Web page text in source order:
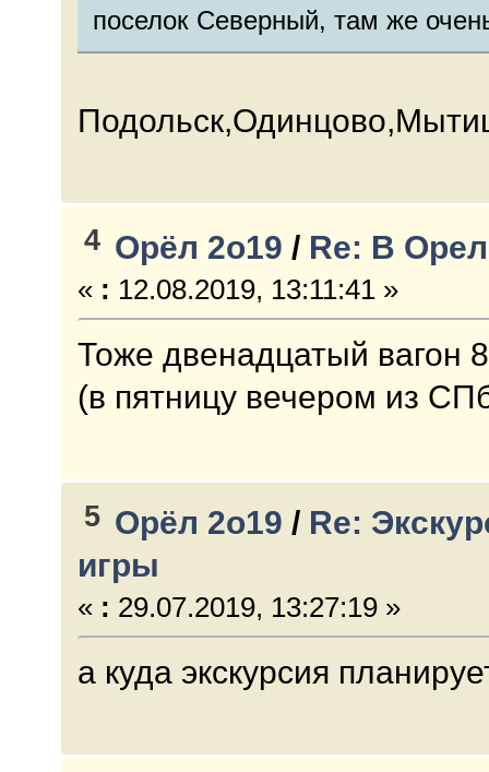
поселок Северный, там же
4 Орёл 2о19 / Re: В
« : 12.08.2019, 13:11:41 »
Тоже двенадцатый вагон
(в пятницу вечером из
5 Орёл 2о19 / Re:
игры
« : 29.07.2019, 13:27:19 »
а куда экскурсия